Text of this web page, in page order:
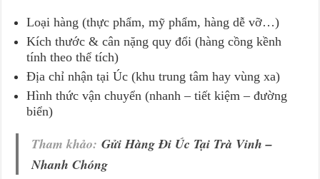
Loại hàng (thực phẩm, mỹ phẩm, hàng dễ vỡ…)
Kích thước & cân nặng quy đổi (hàng cồng kềnh
tính theo thể tích)
Địa chỉ nhận tại Úc (khu trung tâm hay vùng xa)
Hình thức vận chuyển (nhanh – tiết kiệm – đường
biển)
Tham khảo: Gửi Hàng Đi Úc Tại Trà Vinh –
Nhanh Chóng